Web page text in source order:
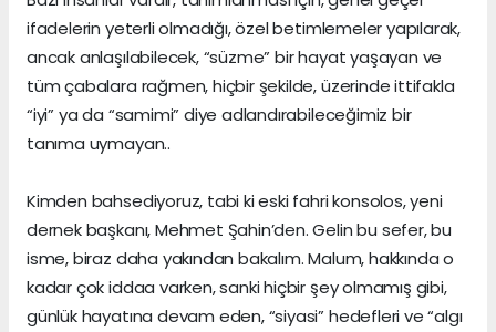
ifadelerin yeterli olmadığı, özel betimlemeler yapılarak,
ancak anlaşılabilecek, “süzme” bir hayat yaşayan ve
tüm çabalara rağmen, hiçbir şekilde, üzerinde ittifakla
“iyi” ya da “samimi” diye adlandırabileceğimiz bir
tanıma uymayan..
Kimden bahsediyoruz, tabi ki eski fahri konsolos, yeni
dernek başkanı, Mehmet Şahin’den. Gelin bu sefer, bu
isme, biraz daha yakından bakalım. Malum, hakkında o
kadar çok iddaa varken, sanki hiçbir şey olmamış gibi,
günlük hayatına devam eden, “siyasi” hedefleri ve “algı